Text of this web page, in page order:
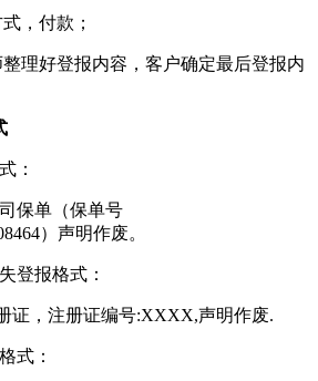
，付款；
理好登报内容，客户确定最后登报内
：
保单（保单号
）声明作废。
登报格式：
证，注册证编号:XXXX,声明作废.
式：